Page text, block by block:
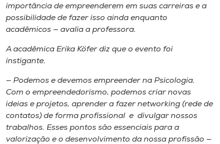
importância de empreenderem em suas carreiras e a
possibilidade de fazer isso ainda enquanto
acadêmicos — avalia a professora.
A acadêmica Erika Köfer diz que o evento foi
instigante.
— Podemos e devemos empreender na Psicologia.
Com o empreendedorismo, podemos criar novas
ideias e projetos, aprender a fazer networking (rede de
contatos) de forma profissional e divulgar nossos
trabalhos. Esses pontos são essenciais para a
valorização e o desenvolvimento da nossa profissão —